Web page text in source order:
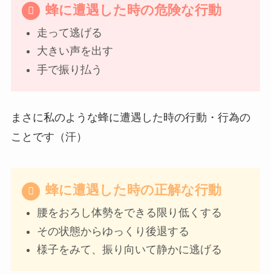
蜂に遭遇した時の危険な行動
走って逃げる
大きい声を出す
手で振り払う
まさに私のような蜂に遭遇した時の行動・行為の
ことです（汗）
蜂に遭遇した時の正解な行動
腰をおろし体勢をできる限り低くする
その状態からゆっくり後退する
様子をみて、振り向いて静かに逃げる